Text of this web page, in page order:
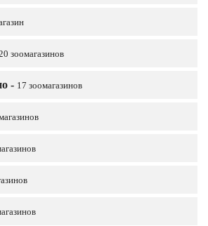
зоомагазинов
- 17 зоомагазинов